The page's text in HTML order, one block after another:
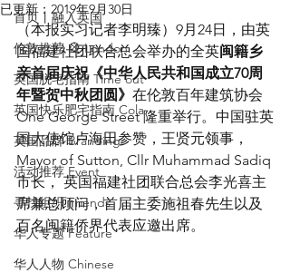
首页丨融入英国
伦敦推荐 🎡 London
英国脱宅指南 Time out
英国快乐肥宅指南 Cola
英国品牌 Branding
活动推荐 Event
寻找组织 Friends
华人专题 Feature
华人人物 Chinese
已更新： 2019年9月30日
（本报实习记者李明臻）9月24日，由英
国福建社团联合总会举办的全英闽籍乡
亲首届庆祝《中华人民共和国成立70周
年暨贺中秋团圆》 在伦敦百年建筑协会
One George Street 隆重举行。中国驻英
国大使馆卢海田参赞，王贤元领事，
Mayor of Sutton, Cllr Muhammad Sadiq
市长， 英国福建社团联合总会李光喜主
席兼总顾问，首届主委施祖春先生以及
百名闽籍侨界代表应邀出席。